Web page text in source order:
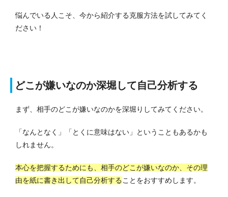
悩んでいる人こそ、今から紹介する克服方法を試してみてく
ださい！
どこが嫌いなのか深堀して自己分析する
まず、相手のどこが嫌いなのかを深堀りしてみてください。
「なんとなく」「とくに意味はない」ということもあるかも
しれません。
本心を把握するためにも、相手のどこが嫌いなのか、その理
由を紙に書き出して自己分析することをおすすめします。